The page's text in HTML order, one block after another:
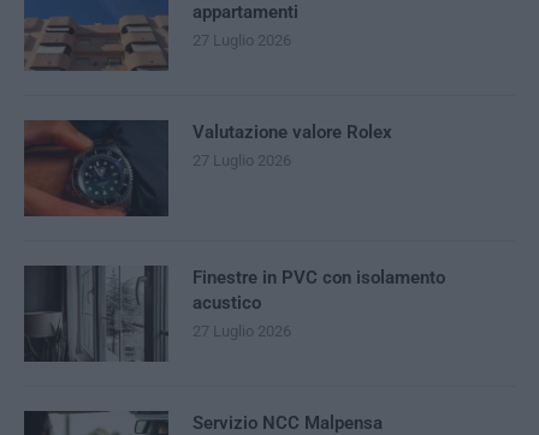
appartamenti
27 Luglio 2026
Valutazione valore Rolex
27 Luglio 2026
Finestre in PVC con isolamento
acustico
27 Luglio 2026
Servizio NCC Malpensa